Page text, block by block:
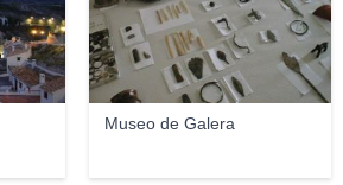
Museo de Galera